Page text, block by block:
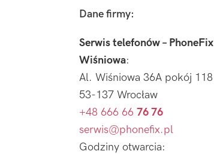
Dane firmy:
Serwis telefonów – PhoneFix
Wiśniowa:
Al. Wiśniowa 36A pokój 118
53-137 Wrocław
+48 666 66 76 76
serwis@phonefix.pl
Godziny otwarcia: